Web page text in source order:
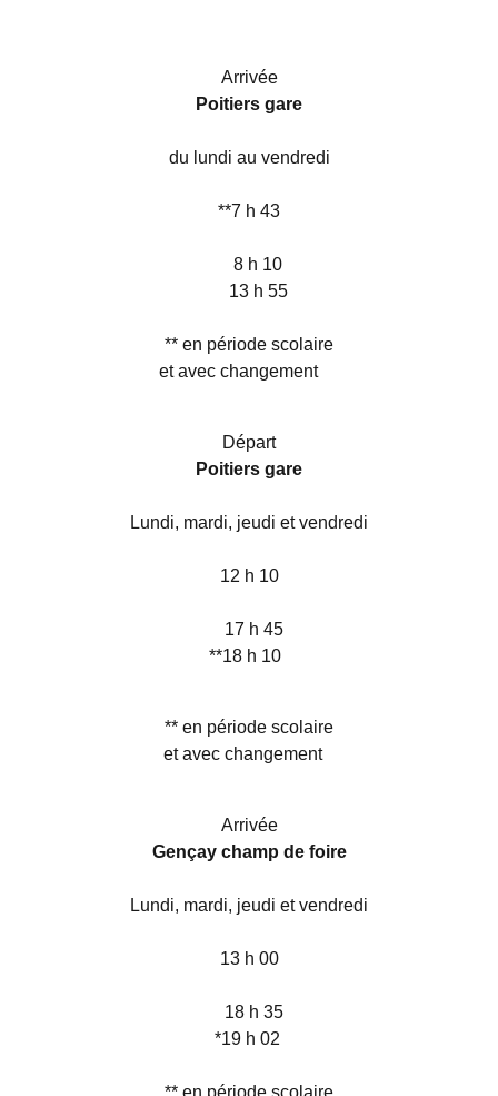
Arrivée
Poitiers gare
du lundi au vendredi
**7 h 43
8 h 10
13 h 55
** en période scolaire
et avec changement
Départ
Poitiers gare
Lundi, mardi, jeudi et vendredi
12 h 10
17 h 45
**18 h 10
** en période scolaire
et avec changement
Arrivée
Gençay champ de foire
Lundi, mardi, jeudi et vendredi
13 h 00
18 h 35
*19 h 02
** en période scolaire